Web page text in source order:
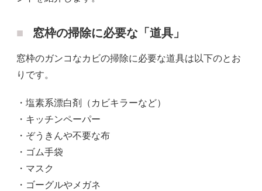
窓枠の掃除に必要な「道具」
窓枠のガンコなカビの掃除に必要な道具は以下のとお
りです。
・塩素系漂白剤（カビキラーなど）
・キッチンペーパー
・ぞうきんや不要な布
・ゴム手袋
・マスク
・ゴーグルやメガネ